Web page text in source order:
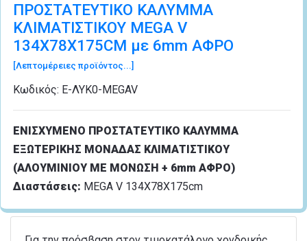
ΠΡΟΣΤΑΤΕΥΤΙΚΟ ΚΑΛΥΜΜΑ
ΚΛΙΜΑΤΙΣΤΙΚΟΥ MEGA V
134Χ78Χ175CM με 6mm ΑΦΡΟ
[Λεπτομέρειες προϊόντος...]
Κωδικός: Ε-ΛΥΚ0-MEGAV
ΕΝΙΣΧΥΜΕΝΟ ΠΡΟΣΤΑΤΕΥΤΙΚΟ ΚΑΛΥΜΜΑ
ΕΞΩΤΕΡΙΚΗΣ ΜΟΝΑΔΑΣ ΚΛΙΜΑΤΙΣΤΙΚΟΥ
(ΑΛΟΥΜΙΝΙΟΥ ΜΕ ΜΟΝΩΣΗ + 6mm ΑΦΡΟ)
Διαστάσεις: MEGA V 134Χ78Χ175cm